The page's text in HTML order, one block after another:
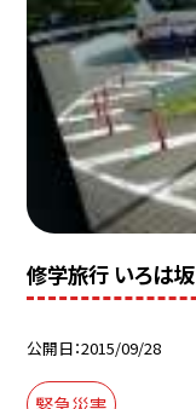
修学旅行 いろは坂
公開日 2015/09/28